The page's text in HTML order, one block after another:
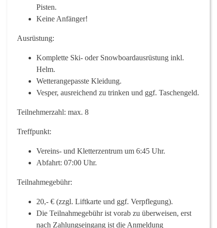
Pisten.
Keine Anfänger!
Ausrüstung:
Komplette Ski- oder Snowboardausrüstung inkl.
Helm.
Wetterangepasste Kleidung.
Vesper, ausreichend zu trinken und ggf. Taschengeld.
Teilnehmerzahl: max. 8
Treffpunkt:
Vereins- und Kletterzentrum um 6:45 Uhr.
Abfahrt: 07:00 Uhr.
Teilnahmegebühr:
20,- € (zzgl. Liftkarte und ggf. Verpflegung).
Die Teilnahmegebühr ist vorab zu überweisen, erst
nach Zahlungseingang ist die Anmeldung